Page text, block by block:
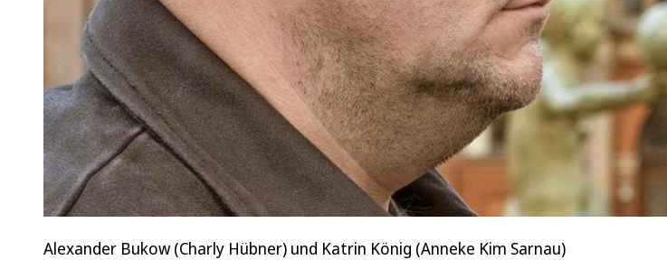
Alexander Bukow (Charly Hübner) und Katrin König (Anneke Kim Sarnau)